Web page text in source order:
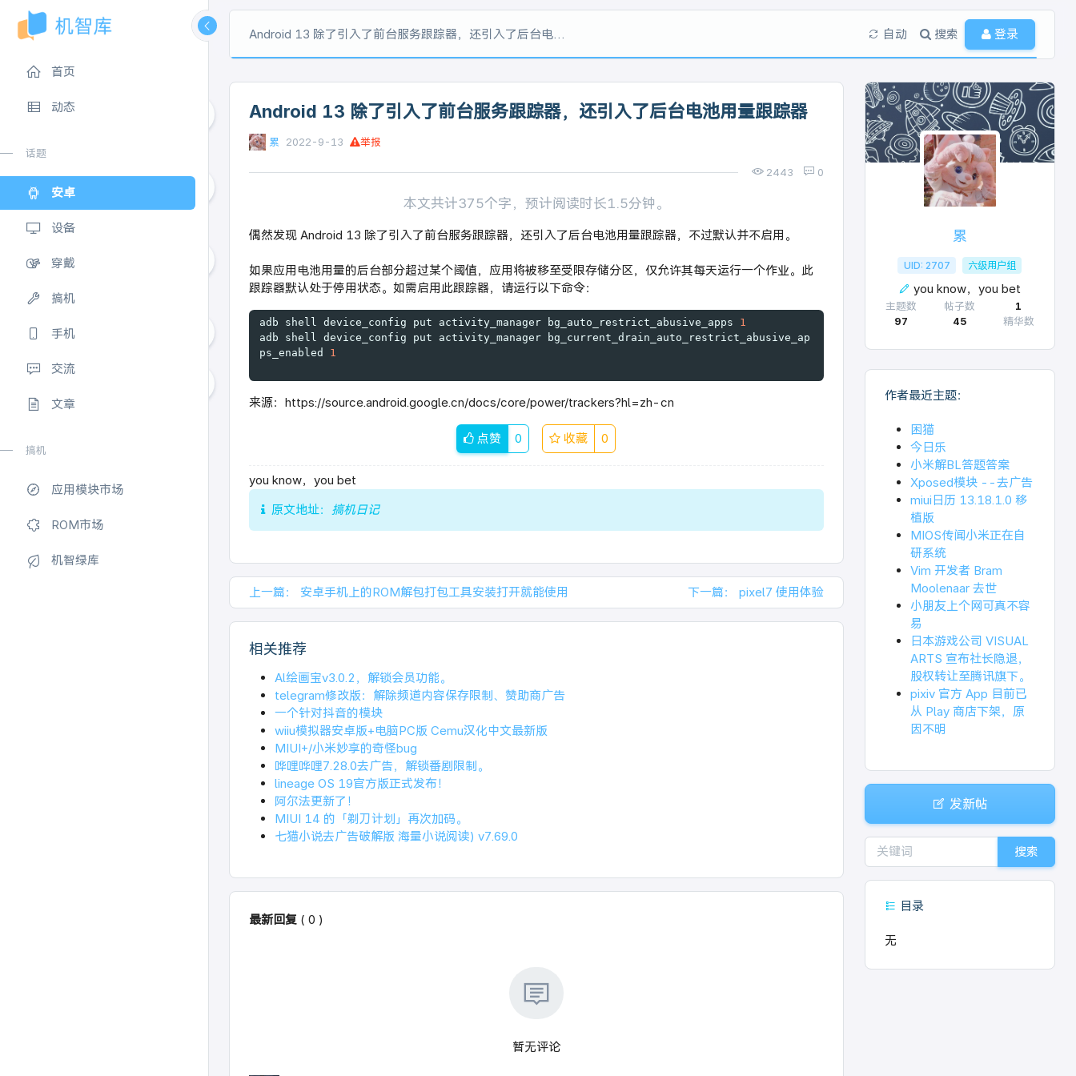
首页
动态
话题
安卓
设备
穿戴
搞机
手机
交流
文章
搞机
应用模块市场
ROM市场
机智绿库
Android 13 除了引入了前台服务跟踪器，还引入了后台电池用量跟踪器 自动 搜索 登录
Android 13 除了引入了前台服务跟踪器，还引入了后台电池用量跟踪器
累 2022-9-13 举报
2443 0
本文共计375个字，预计阅读时长1.5分钟。
偶然发现 Android 13 除了引入了前台服务跟踪器，还引入了后台电池用量跟踪器，不过默认并不启用。
如果应用电池用量的后台部分超过某个阈值，应用将被移至受限存储分区，仅允许其每天运行一个作业。此
跟踪器默认处于停用状态。如需启用此跟踪器，请运行以下命令：
adb shell device_config put activity_manager bg_auto_restrict_abusive_apps 1
adb shell device_config put activity_manager bg_current_drain_auto_restrict_abusive_ap
ps_enabled 1
来源：https://source.android.google.cn/docs/core/power/trackers?hl=zh-cn
点赞 0 收藏 0
you know，you bet
原文地址： 搞机日记
上一篇： 安卓手机上的ROM解包打包工具安装打开就能使用 下一篇： pixel7 使用体验
相关推荐
Al绘画宝v3.0.2，解锁会员功能。
telegram修改版：解除频道内容保存限制、赞助商广告
一个针对抖音的模块
wiiu模拟器安卓版+电脑PC版 Cemu汉化中文最新版
MIUI+/小米妙享的奇怪bug
哗哩哗哩7.28.0去广告，解锁番剧限制。
lineage OS 19官方版正式发布！
阿尔法更新了！
MIUI 14 的「剃刀计划」再次加码。
七猫小说去广告破解版 海量小说阅读) v7.69.0
最新回复 ( 0 )
暂无评论
累
UID: 2707 六级用户组
you know，you bet
主题数
97
帖子数
45
1
精华数
作者最近主题：
困猫
今日乐
小米解BL答题答案
Xposed模块 --去广告
miui日历 13.18.1.0 移
植版
MIOS传闻小米正在自
研系统
Vim 开发者 Bram
Moolenaar 去世
小朋友上个网可真不容
易
日本游戏公司 VISUAL
ARTS 宣布社长隐退，
股权转让至腾讯旗下。
pixiv 官方 App 目前已
从 Play 商店下架，原
因不明
发新帖
搜索
目录
无